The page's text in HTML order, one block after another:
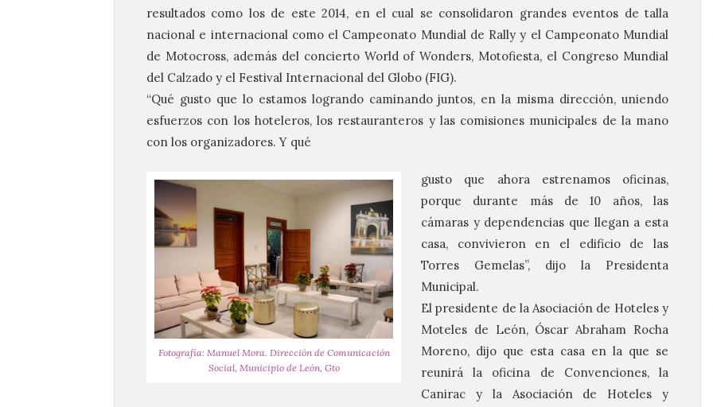
resultados como los de este 2014, en el cual se consolidaron grandes eventos de talla
nacional e internacional como el Campeonato Mundial de Rally y el Campeonato Mundial
de Motocross, además del concierto World of Wonders, Motofiesta, el Congreso Mundial
del Calzado y el Festival Internacional del Globo (FIG).
“Qué gusto que lo estamos logrando caminando juntos, en la misma dirección, uniendo
esfuerzos con los hoteleros, los restauranteros y las comisiones municipales de la mano
con los organizadores. Y qué
Fotografía: Manuel Mora. Dirección de Comunicación
Social, Municipio de León, Gto
gusto que ahora estrenamos oficinas,
porque durante más de 10 años, las
cámaras y dependencias que llegan a esta
casa, convivieron en el edificio de las
Torres Gemelas”, dijo la Presidenta
Municipal.
El presidente de la Asociación de Hoteles y
Moteles de León, Óscar Abraham Rocha
Moreno, dijo que esta casa en la que se
reunirá la oficina de Convenciones, la
Canirac y la Asociación de Hoteles y